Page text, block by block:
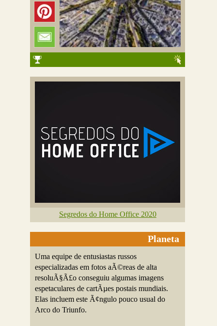
Segredos do Home Office 2020
Planeta
Uma equipe de entusiastas russos
especializadas em fotos aÃ©reas de alta
resoluÃ§Ã£o conseguiu algumas imagens
espetaculares de cartÃµes postais mundiais.
Elas incluem este Ã¢ngulo pouco usual do
Arco do Triunfo.